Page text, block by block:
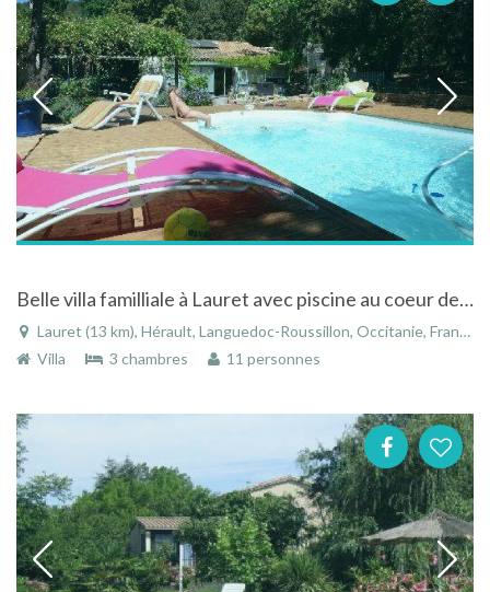
Belle villa familliale à Lauret avec piscine au coeur de la garrigue entre mer et Cévennes
Lauret (13 km), Hérault, Languedoc-Roussillon, Occitanie, France
Villa
3 chambres 11 personnes